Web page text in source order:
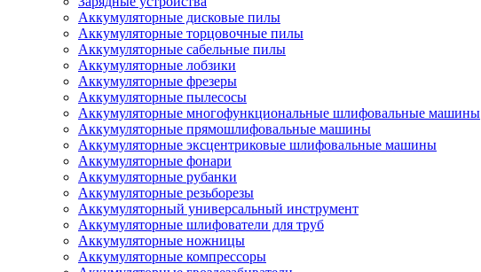
Аккумуляторные дисковые пилы
Аккумуляторные торцовочные пилы
Аккумуляторные сабельные пилы
Аккумуляторные лобзики
Аккумуляторные фрезеры
Аккумуляторные пылесосы
Аккумуляторные многофункциональные шлифовальные машины
Аккумуляторные прямошлифовальные машины
Аккумуляторные эксцентриковые шлифовальные машины
Аккумуляторные фонари
Аккумуляторные рубанки
Аккумуляторные резьборезы
Аккумуляторный универсальный инструмент
Аккумуляторные шлифователи для труб
Аккумуляторные ножницы
Аккумуляторные компрессоры